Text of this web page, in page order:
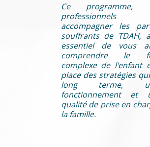
Ce programme,
professionnels
accompagner les
souffrants de TDAH,
essentiel de vous
comprendre le
complexe de l'enfant
place des stratégies
long terme,
fonctionnement et
qualité de prise en
la famille.